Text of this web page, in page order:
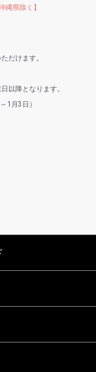
縄県除く】
だけます。
以降となります。
1月3日）